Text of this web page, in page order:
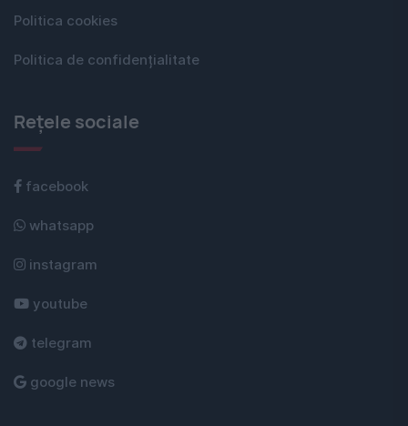
Politica cookies
Politica de confidențialitate
Rețele sociale
facebook
whatsapp
instagram
youtube
telegram
google news